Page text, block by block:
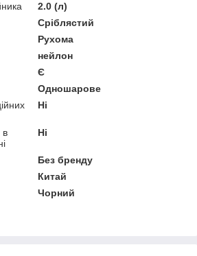
2.0 (л)
Сріблястий
Рухома
нейлон
Є
Одношарове
Ні
в
Ні
Без бренду
Китай
Чорний